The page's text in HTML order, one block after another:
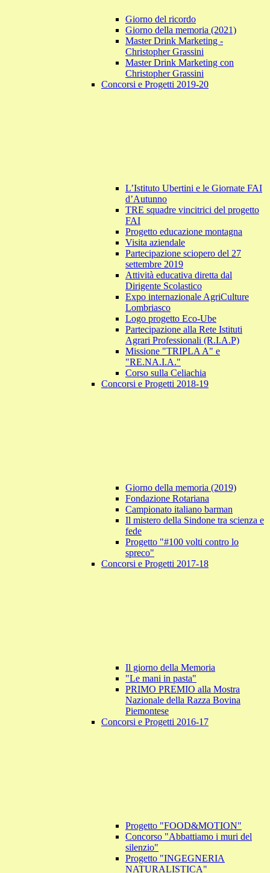
Giorno del ricordo
Giorno della memoria (2021)
Master Drink Marketing -
Christopher Grassini
Master Drink Marketing con
Christopher Grassini
Concorsi e Progetti 2019-20
L’Istituto Ubertini e le Giornate FAI
d’Autunno
TRE squadre vincitrici del progetto
FAI
Progetto educazione montagna
Visita aziendale
Partecipazione sciopero del 27
settembre 2019
Attività educativa diretta dal
Dirigente Scolastico
Expo internazionale AgriCulture
Lombriasco
Logo progetto Eco-Ube
Partecipazione alla Rete Istituti
Agrari Professionali (R.I.A.P)
Missione "TRIPLA A" e
"RE.NA.I.A."
Corso sulla Celiachia
Concorsi e Progetti 2018-19
Giorno della memoria (2019)
Fondazione Rotariana
Campionato italiano barman
Il mistero della Sindone tra scienza e
fede
Progetto "#100 volti contro lo
spreco"
Concorsi e Progetti 2017-18
Il giorno della Memoria
"Le mani in pasta"
PRIMO PREMIO alla Mostra
Nazionale della Razza Bovina
Piemontese
Concorsi e Progetti 2016-17
Progetto "FOOD&MOTION"
Concorso "Abbattiamo i muri del
silenzio"
Progetto "INGEGNERIA
NATURALISTICA"